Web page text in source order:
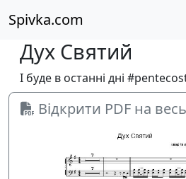
Spivka.com
Дух Святий
І буде в останні дні
Відкрити PDF на